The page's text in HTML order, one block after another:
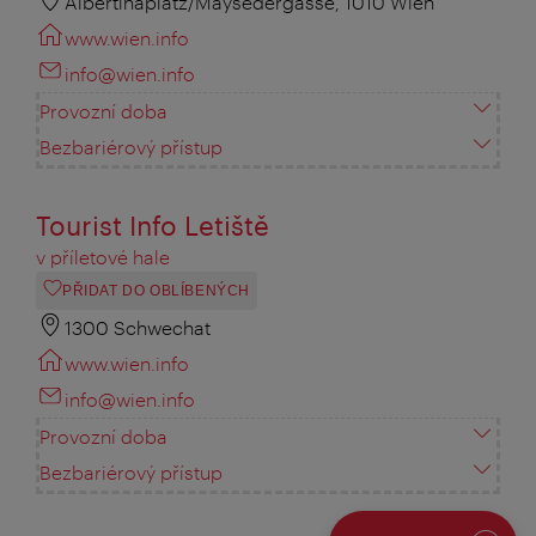
www.wien.info
info@wien.info
Provozní doba
Bezbariérový přístup
Tourist Info Letiště
v příletové hale
PŘIDAT DO OBLÍBENÝCH
1300 Schwechat
www.wien.info
info@wien.info
Provozní doba
Bezbariérový přístup